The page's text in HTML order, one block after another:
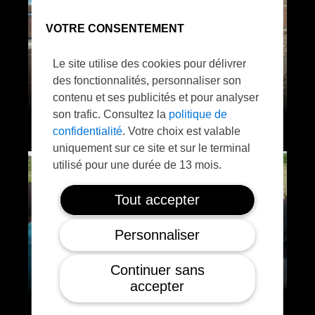
VOTRE CONSENTEMENT
Le site utilise des cookies pour délivrer
des fonctionnalités, personnaliser son
contenu et ses publicités et pour analyser
son trafic. Consultez la politique de
confidentialité. Votre choix est valable
uniquement sur ce site et sur le terminal
utilisé pour une durée de 13 mois.
Tout accepter
Personnaliser
Continuer sans
accepter